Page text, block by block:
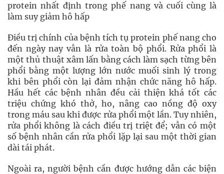
protein nhất định trong phế nang và cuối cùng là
làm suy giảm hô hấp
Điều trị chính của bệnh tích tụ protein phế nang cho
đến ngày nay vẫn là rửa toàn bộ phổi. Rửa phổi là
một thủ thuật xâm lấn bằng cách làm sạch từng bên
phổi bằng một lượng lớn nước muối sinh lý trong
khi bên phổi còn lại đảm nhận chức năng hô hấp.
Hầu hết các bệnh nhân đều cải thiện khá tốt các
triệu chứng khó thở, ho, nâng cao nồng độ oxy
trong máu sau khi được rửa phổi một lần. Tuy nhiên,
rửa phổi không là cách điều trị triệt để; vẫn có một
số bệnh nhân cần rửa phổi lặp lại sau một thời gian
dài tái phát.
Ngoài ra, người bệnh cần được hướng dẫn các biện